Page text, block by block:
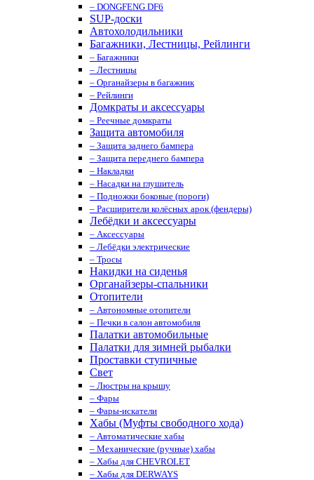
– DONGFENG DF6
SUP-доски
Автохолодильники
Багажники, Лестницы, Рейлинги
– Багажники
– Лестницы
– Органайзеры в багажник
– Рейлинги
Домкраты и аксессуары
– Реечные домкраты
Защита автомобиля
– Защита заднего бампера
– Защита переднего бампера
– Накладки
– Насадки на глушитель
– Подножки боковые (пороги)
– Расширители колёсных арок (фендеры)
Лебёдки и аксессуары
– Аксессуары
– Лебёдки электрические
– Тросы
Накидки на сиденья
Органайзеры-спальники
Отопители
– Автономные отопители
– Печки в салон автомобиля
Палатки автомобильные
Палатки для зимней рыбалки
Проставки ступичные
Свет
– Люстры на крышу
– Фары
– Фары-искатели
Хабы (Муфты свободного хода)
– Автоматические хабы
– Механические (ручные) хабы
– Хабы для CHEVROLET
– Хабы для DERWAYS